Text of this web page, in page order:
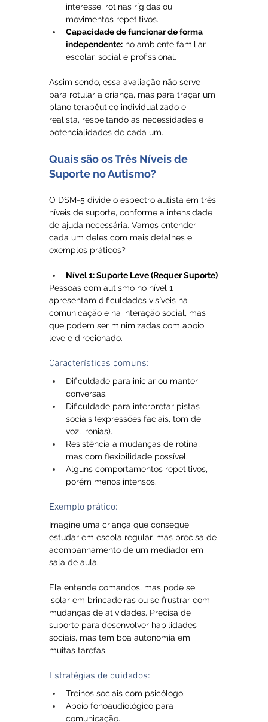
interesse, rotinas rígidas ou
movimentos repetitivos.
Capacidade de funcionar de forma
independente: no ambiente familiar,
escolar, social e profissional.
Assim sendo, essa avaliação não serve
para rotular a criança, mas para traçar um
plano terapêutico individualizado e
realista, respeitando as necessidades e
potencialidades de cada um.
Quais são os Três Níveis de
Suporte no Autismo?
O DSM-5 divide o espectro autista em três
níveis de suporte, conforme a intensidade
de ajuda necessária. Vamos entender
cada um deles com mais detalhes e
exemplos práticos?
Nível 1: Suporte Leve (Requer Suporte)
Pessoas com autismo no nível 1
apresentam dificuldades visíveis na
comunicação e na interação social, mas
que podem ser minimizadas com apoio
leve e direcionado.
Características comuns:
Dificuldade para iniciar ou manter
conversas.
Dificuldade para interpretar pistas
sociais (expressões faciais, tom de
voz, ironias).
Resistência a mudanças de rotina,
mas com flexibilidade possível.
Alguns comportamentos repetitivos,
porém menos intensos.
Exemplo prático:
Imagine uma criança que consegue
estudar em escola regular, mas precisa de
acompanhamento de um mediador em
sala de aula.
Ela entende comandos, mas pode se
isolar em brincadeiras ou se frustrar com
mudanças de atividades. Precisa de
suporte para desenvolver habilidades
sociais, mas tem boa autonomia em
muitas tarefas.
Estratégias de cuidados:
Treinos sociais com psicólogo.
Apoio fonoaudiológico para
comunicação.